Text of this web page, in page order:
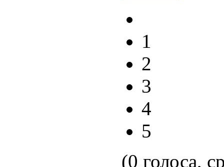
1
2
3
4
5
(0 голоса,